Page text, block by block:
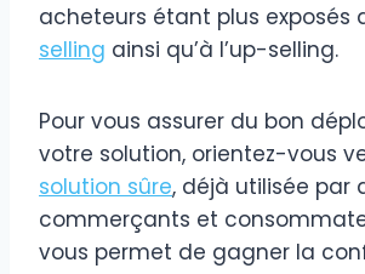
acheteurs étant plus exposés
selling ainsi qu’à l’up-selling.
Pour vous assurer du bon
votre solution, orientez-vous
solution sûre, déjà utilisée par
commerçants et
vous permet de gagner la